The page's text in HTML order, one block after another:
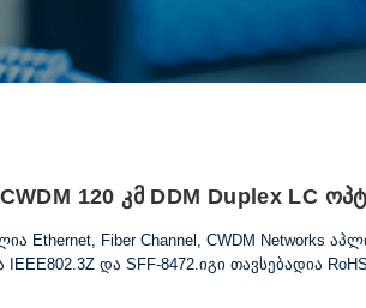
120 Კმ DDM Duplex LC
Ethernet, Fiber Channel, CWDM Networks
და SFF-8472.იგი თავსებადია